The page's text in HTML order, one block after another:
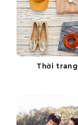
Thời trang